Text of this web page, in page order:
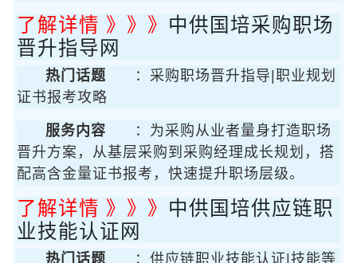
了解详情 》》》 中供国培采购职场
晋升指导网
热门话题
：采购职场晋升指导|职业规划
证书报考攻略
服务内容
：为采购从业者量身打造职场
晋升方案，从基层采购到采购经理成长规划，搭
配高含金量证书报考，快速提升职场层级。
了解详情 》》》 中供国培供应链职
业技能认证网
热门话题
：供应链职业技能认证|技能等